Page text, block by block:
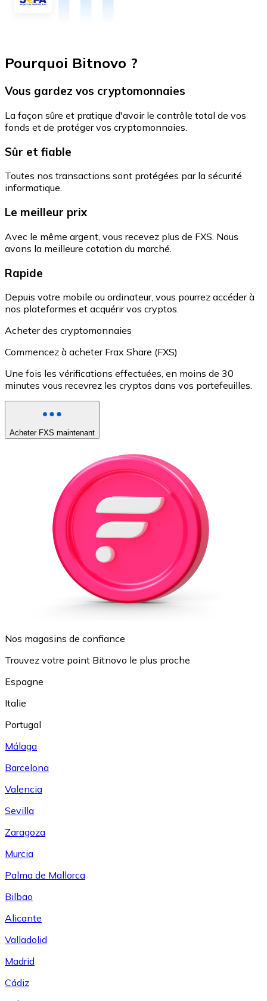
Pourquoi Bitnovo ?
Vous gardez vos cryptomonnaies
La façon sûre et pratique d'avoir le contrôle total de vos
fonds et de protéger vos cryptomonnaies.
Sûr et fiable
Toutes nos transactions sont protégées par la sécurité
informatique.
Le meilleur prix
Avec le même argent, vous recevez plus de FXS. Nous
avons la meilleure cotation du marché.
Rapide
Depuis votre mobile ou ordinateur, vous pourrez accéder à
nos plateformes et acquérir vos cryptos.
Acheter des cryptomonnaies
Commencez à acheter Frax Share (FXS)
Une fois les vérifications effectuées, en moins de 30
minutes vous recevrez les cryptos dans vos portefeuilles.
Acheter FXS maintenant
Nos magasins de confiance
Trouvez votre point Bitnovo le plus proche
Espagne
Italie
Portugal
Málaga
Barcelona
Valencia
Sevilla
Zaragoza
Murcia
Palma de Mallorca
Bilbao
Alicante
Valladolid
Madrid
Cádiz